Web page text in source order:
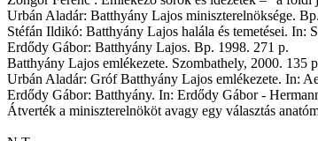
Urbán Aladár: Batthyány Lajos miniszterelnöksége.
Stéfán Ildikó: Batthyány Lajos halála és temetései. In:
Erdődy Gábor: Batthyány Lajos. Bp. 1998. 271 p.
Batthyány Lajos emlékezete. Szombathely, 2000. 135
Urbán Aladár: Gróf Batthyány Lajos emlékezete. In:
Erdődy Gábor: Batthyány. In: Erdődy Gábor -
Átverték a miniszterelnököt avagy egy választás